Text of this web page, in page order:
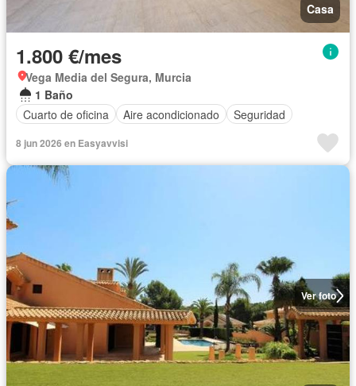
Casa
1.800 €/mes
Vega Media del Segura, Murcia
1 Baño
Cuarto de oficina
Aire acondicionado Seguridad
8 jun 2026 en Easyavvisi
Ver foto